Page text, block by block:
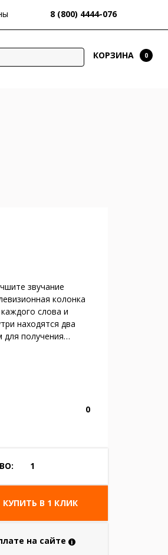
8 (800) 4444-076
КОРЗИНА 0
звучание
колонка
слова и
находятся два
для получения…
0
КУПИТЬ В 1 КЛИК
на сайте i